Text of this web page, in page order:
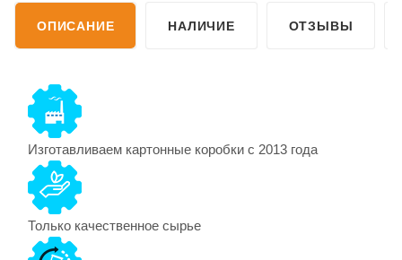
ОПИСАНИЕ НАЛИЧИЕ ОТЗЫВЫ
Изготавливаем картонные коробки с 2013 года
Только качественное сырье